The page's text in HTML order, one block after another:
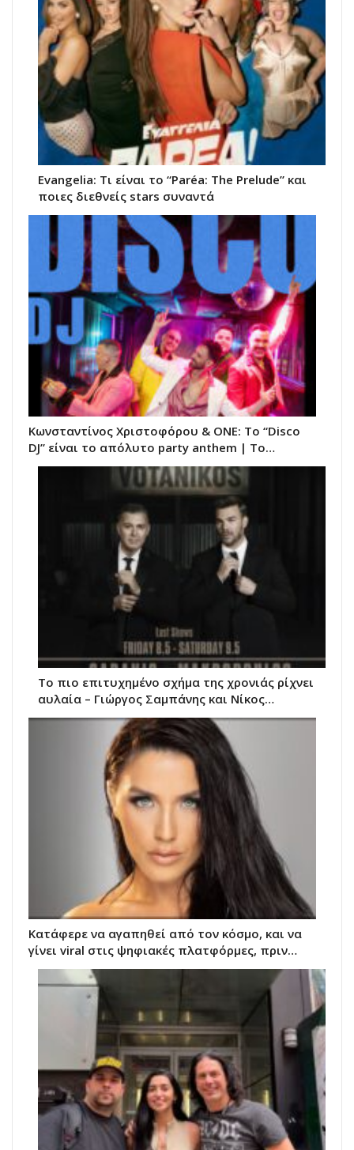
Evangelia: Τι είναι το “Paréa: The Prelude” και
ποιες διεθνείς stars συναντά
Κωνσταντίνος Χριστοφόρου & ΟΝΕ: Το “Disco
DJ” είναι το απόλυτο party anthem | Το…
Το πιο επιτυχημένο σχήμα της χρονιάς ρίχνει
αυλαία – Γιώργος Σαμπάνης και Νίκος…
Κατάφερε να αγαπηθεί από τον κόσμο, και να
γίνει viral στις ψηφιακές πλατφόρμες, πριν…